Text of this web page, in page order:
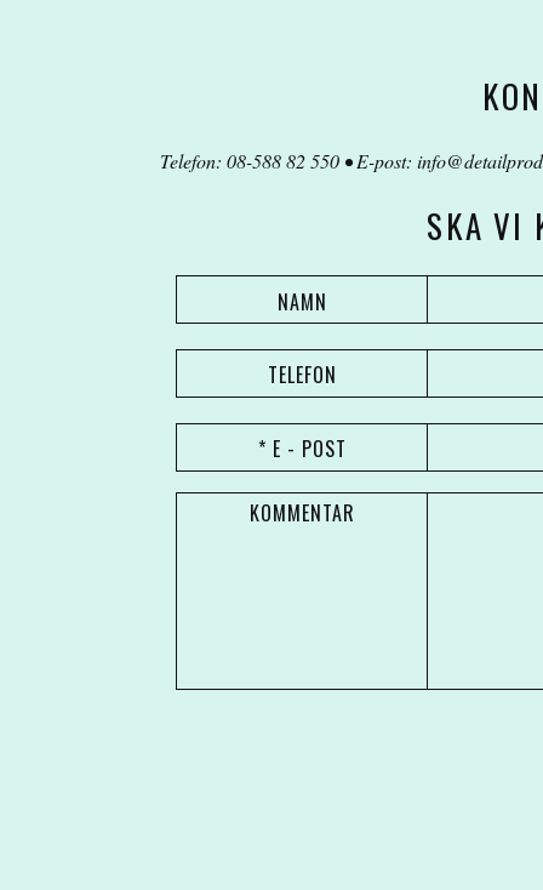
Telefon: 08-588 82 550 • E-post:
SKA VI
NAMN
TELEFON
* E - POST
KOMMENTAR